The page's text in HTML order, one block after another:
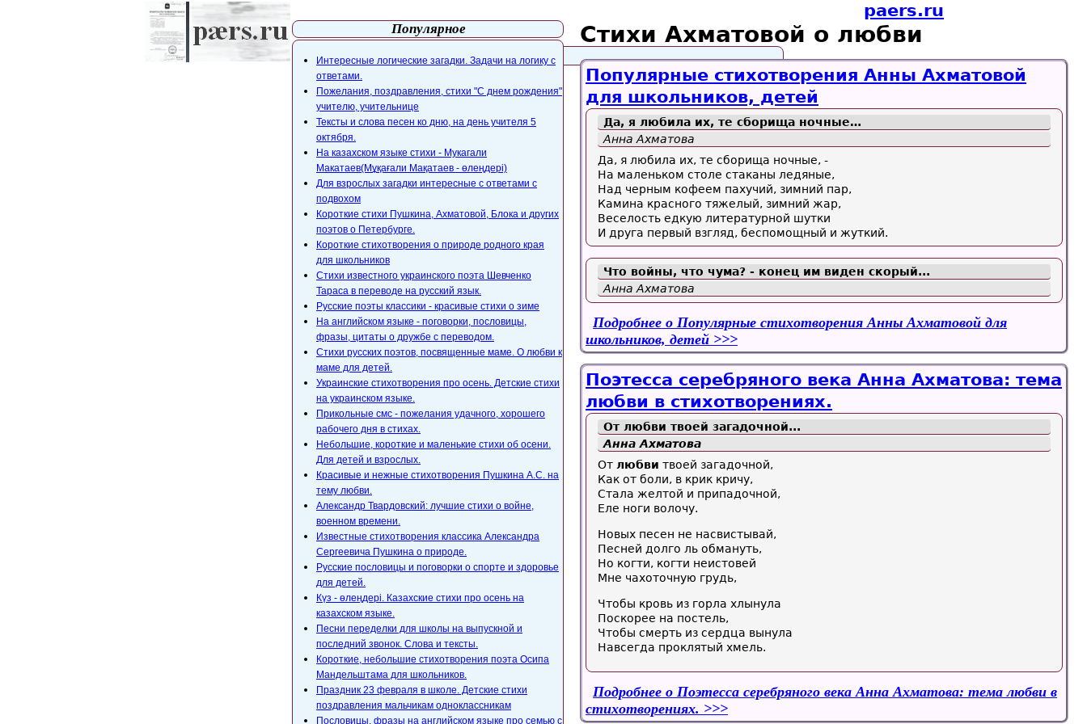
paers.ru
Стихи Ахматовой о любви
Популярные стихотворения Анны Ахматовой
для школьников, детей
Да, я любила их, те сборища ночные…
Анна Ахматова
Да, я любила их, те сборища ночные, -
На маленьком столе стаканы ледяные,
Над черным кофеем пахучий, зимний пар,
Камина красного тяжелый, зимний жар,
Веселость едкую литературной шутки
И друга первый взгляд, беспомощный и жуткий.
Что войны, что чума? - конец им виден скорый...
Анна Ахматова
Подробнее о Популярные стихотворения Анны Ахматовой для
школьников, детей
Поэтесса серебряного века Анна Ахматова: тема
любви в стихотворениях.
От любви твоей загадочной...
Анна Ахматова
От любви твоей загадочной,
Как от боли, в крик кричу,
Стала желтой и припадочной,
Еле ноги волочу.
Новых песен не насвистывай,
Песней долго ль обмануть,
Но когти, когти неистовей
Мне чахоточную грудь,
Чтобы кровь из горла хлынула
Поскорее на постель,
Чтобы смерть из сердца вынула
Навсегда проклятый хмель.
Подробнее о Поэтесса серебряного века Анна Ахматова: тема любви в
стихотворениях.
Популярное
Интересные логические загадки. Задачи на логику с
ответами.
Пожелания, поздравления, стихи "С днем рождения"
учителю, учительнице
Тексты и слова песен ко дню, на день учителя 5
октября.
На казахском языке стихи - Мукагали
Макатаев(Мұқағали Мақатаев - өлеңдері)
Для взрослых загадки интересные с ответами с
подвохом
Короткие стихи Пушкина, Ахматовой, Блока и других
поэтов о Петербурге.
Короткие стихотворения о природе родного края
для школьников
Стихи известного украинского поэта Шевченко
Тараса в переводе на русский язык.
Русские поэты классики - красивые стихи о зиме
На английском языке - поговорки, пословицы,
фразы, цитаты о дружбе с переводом.
Стихи русских поэтов, посвященные маме. О любви к
маме для детей.
Украинские стихотворения про осень. Детские стихи
на украинском языке.
Прикольные смс - пожелания удачного, хорошего
рабочего дня в стихах.
Небольшие, короткие и маленькие стихи об осени.
Для детей и взрослых.
Красивые и нежные стихотворения Пушкина А.С. на
тему любви.
Александр Твардовский: лучшие стихи о войне,
военном времени.
Известные стихотворения классика Александра
Сергеевича Пушкина о природе.
Русские пословицы и поговорки о спорте и здоровье
для детей.
Күз - өлеңдері. Казахские стихи про осень на
казахском языке.
Песни переделки для школы на выпускной и
последний звонок. Слова и тексты.
Короткие, небольшие стихотворения поэта Осипа
Мандельштама для школьников.
Праздник 23 февраля в школе. Детские стихи
поздравления мальчикам одноклассникам
Пословицы, фразы на английском языке про семью с
Карта сайта webmaster@paers.ru